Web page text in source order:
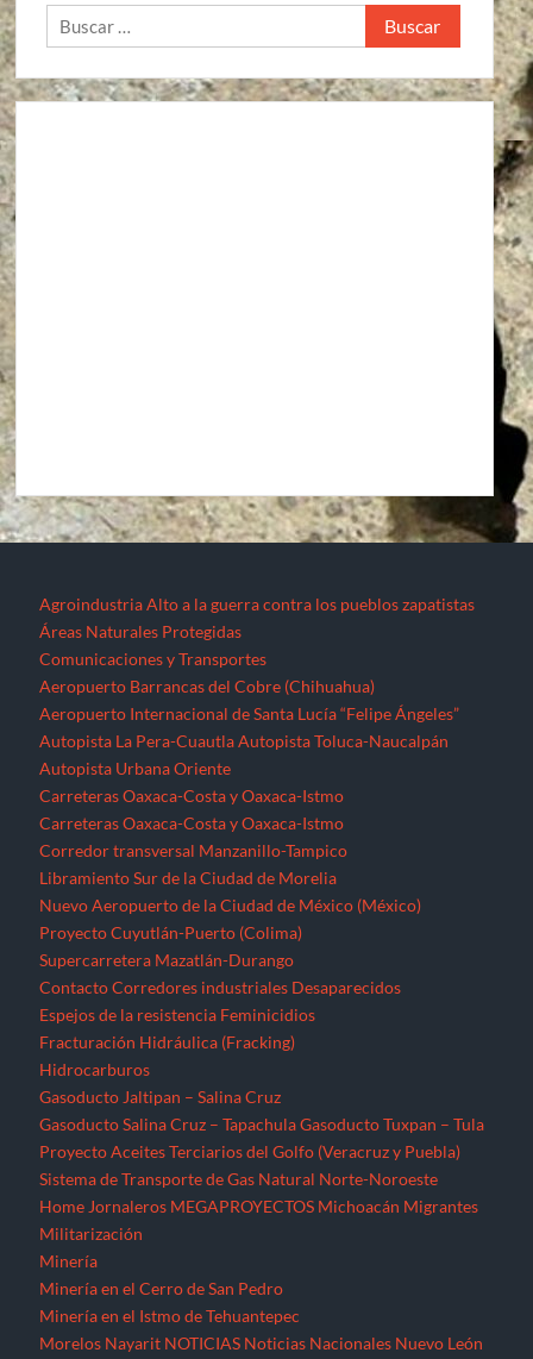
Buscar:
Agroindustria Alto a la guerra contra los pueblos zapatistas
Áreas Naturales Protegidas
Comunicaciones y Transportes
Aeropuerto Barrancas del Cobre (Chihuahua)
Aeropuerto Internacional de Santa Lucía “Felipe Ángeles”
Autopista La Pera-Cuautla Autopista Toluca-Naucalpán
Autopista Urbana Oriente
Carreteras Oaxaca-Costa y Oaxaca-Istmo
Carreteras Oaxaca-Costa y Oaxaca-Istmo
Corredor transversal Manzanillo-Tampico
Libramiento Sur de la Ciudad de Morelia
Nuevo Aeropuerto de la Ciudad de México (México)
Proyecto Cuyutlán-Puerto (Colima)
Supercarretera Mazatlán-Durango
Contacto Corredores industriales Desaparecidos
Espejos de la resistencia Feminicidios
Fracturación Hidráulica (Fracking)
Hidrocarburos
Gasoducto Jaltipan – Salina Cruz
Gasoducto Salina Cruz – Tapachula Gasoducto Tuxpan – Tula
Proyecto Aceites Terciarios del Golfo (Veracruz y Puebla)
Sistema de Transporte de Gas Natural Norte-Noroeste
Home Jornaleros MEGAPROYECTOS Michoacán Migrantes
Militarización
Minería
Minería en el Cerro de San Pedro
Minería en el Istmo de Tehuantepec
Morelos Nayarit NOTICIAS Noticias Nacionales Nuevo León